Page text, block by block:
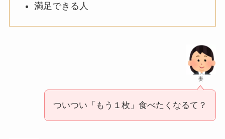
満足できる人
妻
ついつい「もう１枚」食べたくなるて？